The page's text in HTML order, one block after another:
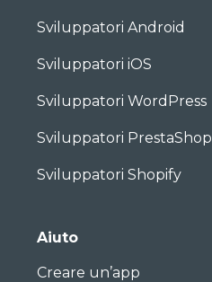
Sviluppatori Android
Sviluppatori iOS
Sviluppatori WordPress
Sviluppatori PrestaShop
Sviluppatori Shopify
Aiuto
Creare un’app